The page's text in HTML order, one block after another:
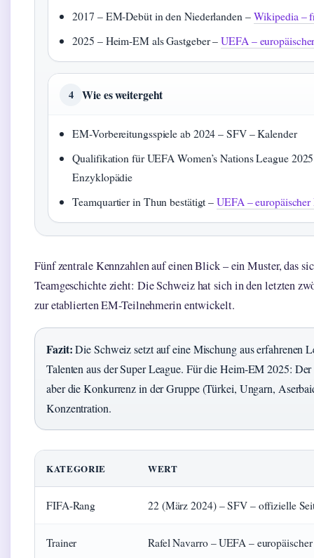
2017 – EM-Debüt in den Niederlanden –Wikipedia –
2025 – Heim-EM als Gastgeber –UEFA –
4 Wie es weitergeht
EM-Vorbereitungsspiele ab 2024 – SFV – Kalender
Qualifikation für UEFA Women’s Nations League
Enzyklopädie
Teamquartier in Thun bestätigt –UEFA – europäischer
Fünf zentrale Kennzahlen auf einen Blick – ein Muster, das
Teamgeschichte zieht: Die Schweiz hat sich in den letzten
zur etablierten EM-Teilnehmerin entwickelt.
Fazit:Die Schweiz setzt auf eine Mischung aus erfahrenen
Talenten aus der Super League. Für die Heim-EM 2025:
aber die Konkurrenz in der Gruppe (Türkei, Ungarn,
Konzentration.
KATEGORIE WERT
FIFA-Rang 22 (März 2024) – SFV – offizielle
Trainer Rafel Navarro – UEFA –